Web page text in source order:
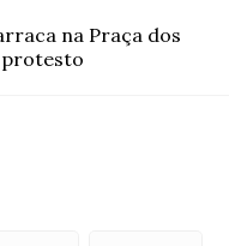
na Praça dos
protesto